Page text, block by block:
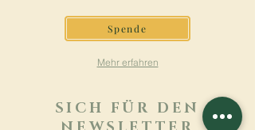
Spende
Mehr erfahren
SICH FÜR DEN